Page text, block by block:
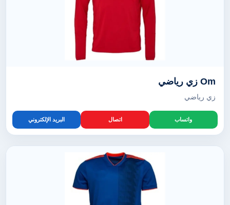
Om زي رياضي
زي رياضي
واتساب اتصال البريد الإلكتروني